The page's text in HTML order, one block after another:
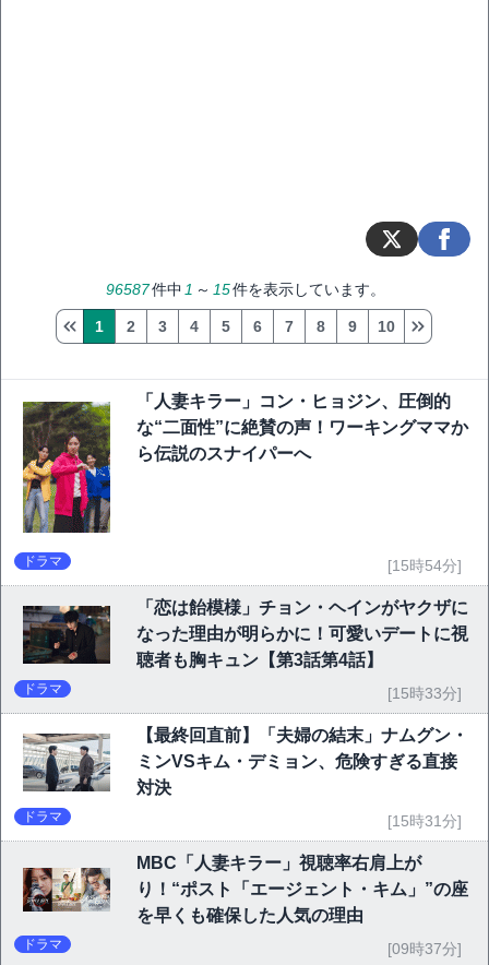
96587件中1 ～ 15件を表示しています。
1 2 3 4 5 6 7 8 9 10
「人妻キラー」コン・ヒョジン、圧倒的
な“二面性”に絶賛の声！ワーキングママか
ら伝説のスナイパーへ
ドラマ [15時54分]
「恋は飴模様」チョン・ヘインがヤクザに
なった理由が明らかに！可愛いデートに視
聴者も胸キュン【第3話第4話】
ドラマ [15時33分]
【最終回直前】「夫婦の結末」ナムグン・
ミンVSキム・デミョン、危険すぎる直接
対決
ドラマ [15時31分]
MBC「人妻キラー」視聴率右肩上が
り！“ポスト「エージェント・キム」”の座
を早くも確保した人気の理由
ドラマ [09時37分]